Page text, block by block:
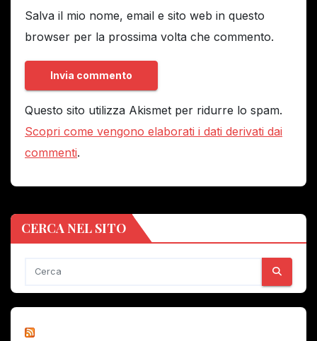
Salva il mio nome, email e sito web in questo
browser per la prossima volta che commento.
Questo sito utilizza Akismet per ridurre lo spam.
Scopri come vengono elaborati i dati derivati dai
commenti.
CERCA NEL SITO